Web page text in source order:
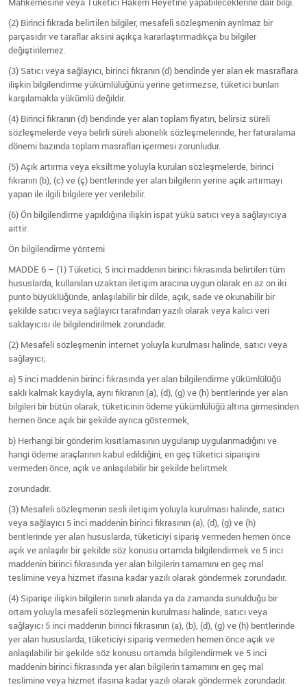
(2) Birinci fıkrada belirtilen bilgiler, mesafeli sözleşmenin ayrılmaz bir
parçasıdır ve taraflar aksini açıkça kararlaştırmadıkça bu bilgiler
değiştirilemez.
(3) Satıcı veya sağlayıcı, birinci fıkranın (d) bendinde yer alan ek masraflara
ilişkin bilgilendirme yükümlülüğünü yerine getirmezse, tüketici bunları
karşılamakla yükümlü değildir.
(4) Birinci fıkranın (d) bendinde yer alan toplam fiyatın, belirsiz süreli
sözleşmelerde veya belirli süreli abonelik sözleşmelerinde, her faturalama
dönemi bazında toplam masrafları içermesi zorunludur.
(5) Açık artırma veya eksiltme yoluyla kurulan sözleşmelerde, birinci
fıkranın (b), (c) ve (ç) bentlerinde yer alan bilgilerin yerine açık artırmayı
yapan ile ilgili bilgilere yer verilebilir.
(6) Ön bilgilendirme yapıldığına ilişkin ispat yükü satıcı veya sağlayıcıya
aittir.
Ön bilgilendirme yöntemi
MADDE 6 – (1) Tüketici, 5 inci maddenin birinci fıkrasında belirtilen tüm
hususlarda, kullanılan uzaktan iletişim aracına uygun olarak en az on iki
punto büyüklüğünde, anlaşılabilir bir dilde, açık, sade ve okunabilir bir
şekilde satıcı veya sağlayıcı tarafından yazılı olarak veya kalıcı veri
saklayıcısı ile bilgilendirilmek zorundadır.
(2) Mesafeli sözleşmenin internet yoluyla kurulması halinde, satıcı veya
sağlayıcı;
a) 5 inci maddenin birinci fıkrasında yer alan bilgilendirme yükümlülüğü
saklı kalmak kaydıyla, aynı fıkranın (a), (d), (g) ve (h) bentlerinde yer alan
bilgileri bir bütün olarak, tüketicinin ödeme yükümlülüğü altına girmesinden
hemen önce açık bir şekilde ayrıca göstermek,
b) Herhangi bir gönderim kısıtlamasının uygulanıp uygulanmadığını ve
hangi ödeme araçlarının kabul edildiğini, en geç tüketici siparişini
vermeden önce, açık ve anlaşılabilir bir şekilde belirtmek
zorundadır.
(3) Mesafeli sözleşmenin sesli iletişim yoluyla kurulması halinde, satıcı
veya sağlayıcı 5 inci maddenin birinci fıkrasının (a), (d), (g) ve (h)
bentlerinde yer alan hususlarda, tüketiciyi sipariş vermeden hemen önce
açık ve anlaşılır bir şekilde söz konusu ortamda bilgilendirmek ve 5 inci
maddenin birinci fıkrasında yer alan bilgilerin tamamını en geç mal
teslimine veya hizmet ifasına kadar yazılı olarak göndermek zorundadır.
(4) Siparişe ilişkin bilgilerin sınırlı alanda ya da zamanda sunulduğu bir
ortam yoluyla mesafeli sözleşmenin kurulması halinde, satıcı veya
sağlayıcı 5 inci maddenin birinci fıkrasının (a), (b), (d), (g) ve (h) bentlerinde
yer alan hususlarda, tüketiciyi sipariş vermeden hemen önce açık ve
anlaşılabilir bir şekilde söz konusu ortamda bilgilendirmek ve 5 inci
maddenin birinci fıkrasında yer alan bilgilerin tamamını en geç mal
teslimine veya hizmet ifasına kadar yazılı olarak göndermek zorundadır.